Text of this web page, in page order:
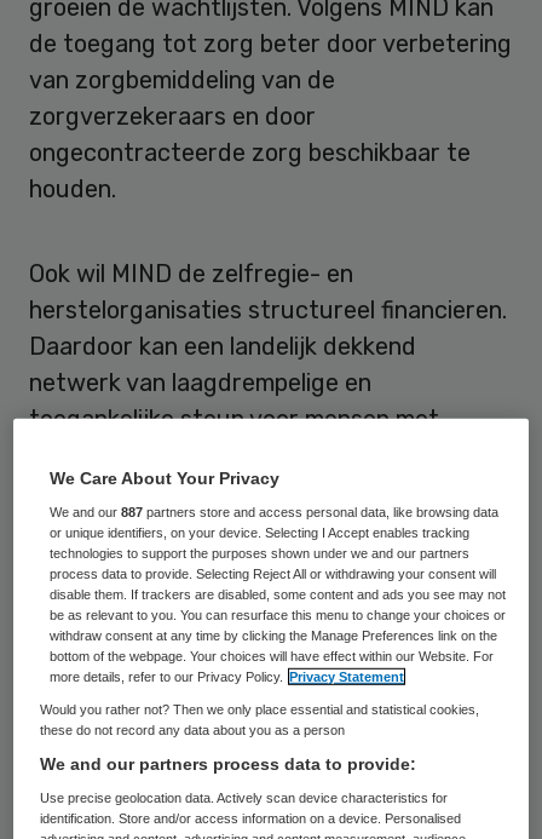
groeien de wachtlijsten. Volgens MIND kan
de toegang tot zorg beter door verbetering
van zorgbemiddeling van de
zorgverzekeraars en door
ongecontracteerde zorg beschikbaar te
houden.
Ook wil MIND de zelfregie- en
herstelorganisaties structureel financieren.
Daardoor kan een landelijk dekkend
netwerk van laagdrempelige en
toegankelijke steun voor mensen met
april debatteert de Tweede Kamer over de
ggz en suïcidepreventie.
Zorgbemiddeling
Zorgverzekeraars hebben een zorgplicht en
moeten door middel van zorgbemiddeling
zoeken naar plekken voor deze mensen.
Maar de kwaliteit van de zorgbemiddeling is
nog minimaal, blijkt uit het laatsterapport
We Care About Your Privacy
We and our887 partners store and access personal data, like browsing data
or unique identifiers, on your device. Selecting I Accept enables tracking
technologies to support the purposes shown under we and our partners
process data to provide. Selecting Reject All or withdrawing your consent will
disable them. If trackers are disabled, some content and ads you see may not
be as relevant to you. You can resurface this menu to change your choices or
withdraw consent at any time by clicking the Manage Preferences link on the
bottom of the webpage. Your choices will have effect within our Website. For
more details, refer to our Privacy Policy.
Privacy Statement
Would you rather not? Then we only place essential and statistical cookies,
these do not record any data about you as a person
We and our partners process data to provide:
Use precise geolocation data. Actively scan device characteristics for
identification. Store and/or access information on a device. Personalised